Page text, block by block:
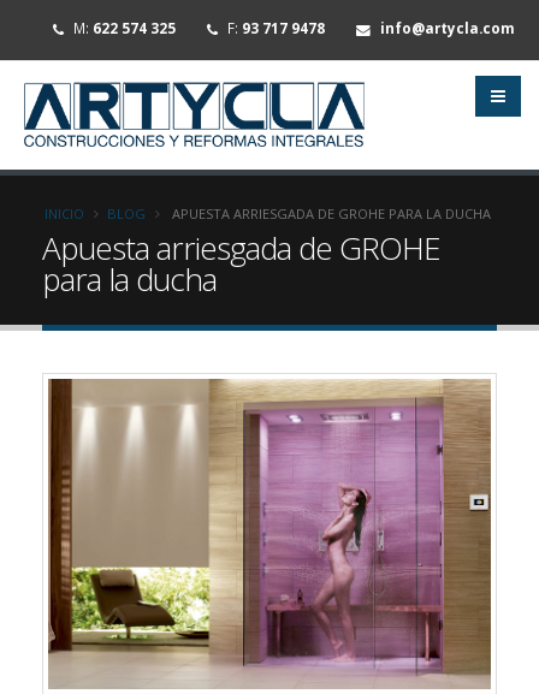
M: 622 574 325 F: 93 717 9478 info@artycla.com
INICIO BLOG APUESTA ARRIESGADA DE GROHE PARA LA DUCHA
Apuesta arriesgada de GROHE
para la ducha